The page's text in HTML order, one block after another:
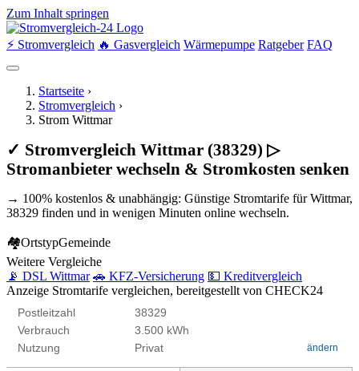
Zum Inhalt springen
⚡ Stromvergleich 🔥 Gasvergleich Wärmepumpe Ratgeber FAQ
Startseite ›
Stromvergleich ›
Strom Wittmar
✓ Stromvergleich Wittmar (38329) ▷
Stromanbieter wechseln & Stromkosten senken
→ 100% kostenlos & unabhängig: Günstige Stromtarife für Wittmar,
38329 finden und in wenigen Minuten online wechseln.
🏘OrtstypGemeinde
Weitere Vergleiche
📡 DSL Wittmar 🚗 KFZ-Versicherung 💵 Kreditvergleich
Anzeige Stromtarife vergleichen, bereitgestellt von CHECK24